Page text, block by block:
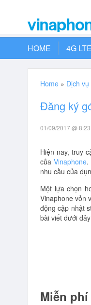
HOME 4G LTE
Home » Dịch
Đăng ký
01/09/2017 @
Hiện nay, truy
của Vinaphone.
nhu cầu của
Một lựa chọn
Vinaphone vỏn
động cập nhật
bài viết dưới
Miễn